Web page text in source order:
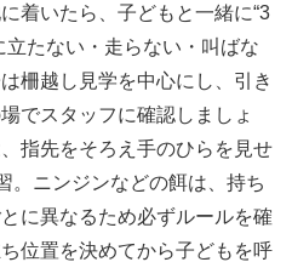
着いたら、子どもと一緒に“3
立たない・走らない・叫ばな
柵越し見学を中心にし、引き
でスタッフに確認しましょ
指先をそろえ手のひらを見せ
。ニンジンなどの餌は、持ち
に異なるため必ずルールを確
位置を決めてから子どもを呼